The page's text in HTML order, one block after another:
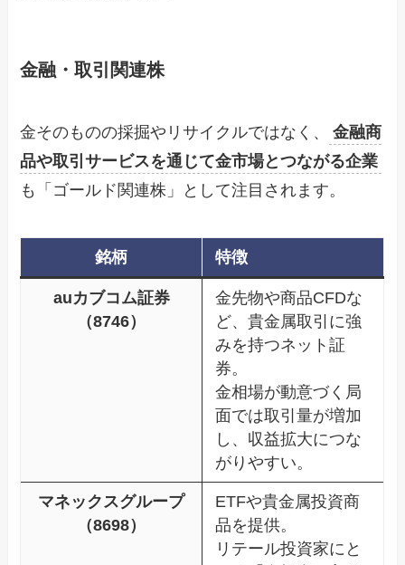
金融・取引関連株
金そのものの採掘やリサイクルではなく、
金融商
品や取引サービスを通じて金市場とつながる企業
も「ゴールド関連株」として注目されます。
銘柄 特徴
auカブコム証券
（8746）
金先物や商品CFDな
ど、貴金属取引に強
みを持つネット証
券。
金相場が動意づく局
面では取引量が増加
し、収益拡大につな
がりやすい。
マネックスグループ
（8698）
ETFや貴金属投資商
品を提供。
リテール投資家にと